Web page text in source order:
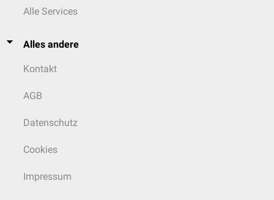
Alle Services
Alles andere
Kontakt
AGB
Datenschutz
Cookies
Impressum